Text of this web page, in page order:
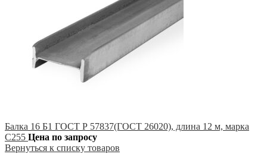
Балка 16 Б1 ГОСТ Р 57837(ГОСТ 26020), длина 12 м, марка
С255 Цена по запросу
Вернуться к списку товаров